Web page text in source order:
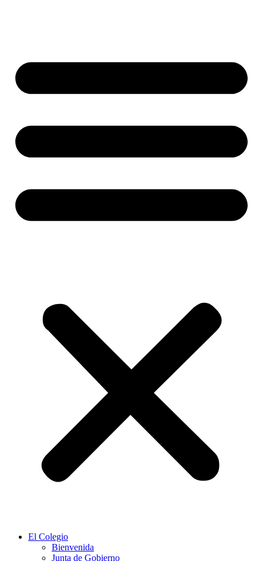
El Colegio
Bienvenida
Junta de Gobierno